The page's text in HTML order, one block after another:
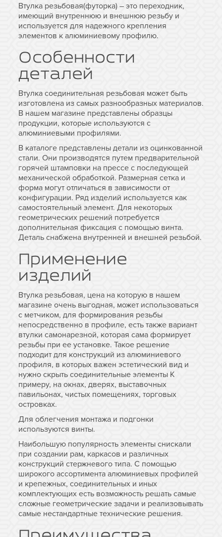
Втулка резьбовая(футорка) – это переходник,
имеющий внутреннюю и внешнюю резьбу и
используется для надежного крепления
элементов к алюминиевому профилю.
Особенности
деталей
Втулка соединительная резьбовая может быть
изготовлена из самых разнообразных материалов.
В нашем магазине представлены образцы
продукции, которые используются с
алюминиевыми профилями.
В каталоге представлены детали из оцинкованной
стали. Они производятся путем предварительной
горячей штамповки на прессе с последующей
механической обработкой. Размерная сетка и
форма могут отличаться в зависимости от
конфигурации. Ряд изделий используется как
самостоятельный элемент. Для некоторых
геометрических решений потребуется
дополнительная фиксация с помощью винта.
Деталь снабжена внутренней и внешней резьбой.
Применение
изделий
Втулка резьбовая, цена на которую в нашем
магазине очень выгодная, может использоваться
с метчиком, для формирования резьбы
непосредственно в профиле, есть также вариант
втулки самонарезной, которая сама формирует
резьбы при ее установке. Такое решение
подходит для конструкций из алюминиевого
профиля, в которых важен эстетический вид и
нужно скрыть соединительные элементы К
примеру, на окнах, дверях, выставочных
павильонах, чистых помещениях, торговых
островках.
Для облегчения монтажа и подгонки
используются винты.
Наибольшую популярность элементы снискали
при создании рам, каркасов и различных
конструкций стержневого типа. С помощью
широкого ассортимента алюминиевых профилей
и крепежных, соединительных и иных
комплектующих есть возможность решать самые
сложные геометрические задачи и реализовывать
самые нестандартные технические решения.